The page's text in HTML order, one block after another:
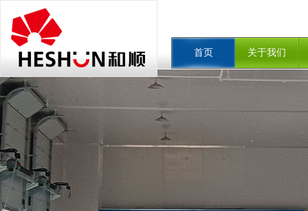
首页 关于我们